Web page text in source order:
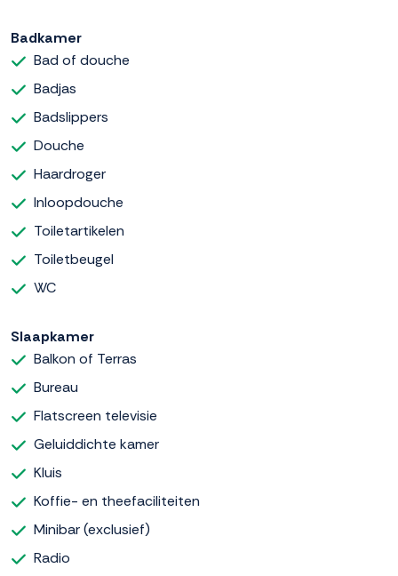
Badkamer
Bad of douche
Badjas
Badslippers
Douche
Haardroger
Inloopdouche
Toiletartikelen
Toiletbeugel
WC
Slaapkamer
Balkon of Terras
Bureau
Flatscreen televisie
Geluiddichte kamer
Kluis
Koffie- en theefaciliteiten
Minibar (exclusief)
Radio